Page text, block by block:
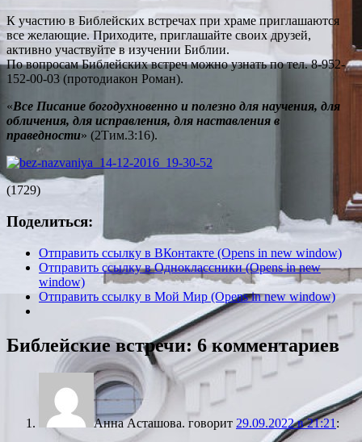
К участию в Библейских встречах при храме приглашаются
все желающие. Приходите, приглашайте своих друзей,
активно участвуйте в изучении Библии.
По вопросам Библейских встреч можно узнать по тел. 8-952-
152-00-03 (протодиакон Роман).
«Все Писание богодухновенно и полезно для научения, для
обличения, для исправления, для наставления в
праведности» (2Тим.3:16).
(1729)
Поделиться:
Отправить ссылку в ВКонтакте (Opens in new window)
Отправить ссылку в Одноклассники (Opens in new
window)
Отправить ссылку в Мой Мир (Opens in new window)
Библейские встречи: 6 комментариев
Анна Асташова. говорит 29.09.2022 в 21:21 :